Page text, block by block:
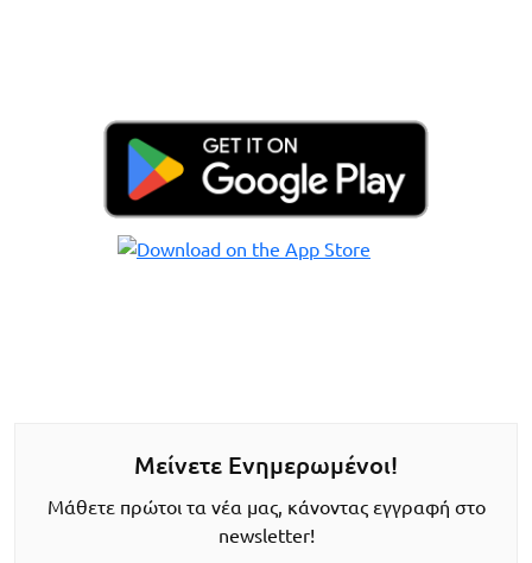
Μείνετε Ενημερωμένοι!
Μάθετε πρώτοι τα νέα μας, κάνοντας εγγραφή στο
newsletter!